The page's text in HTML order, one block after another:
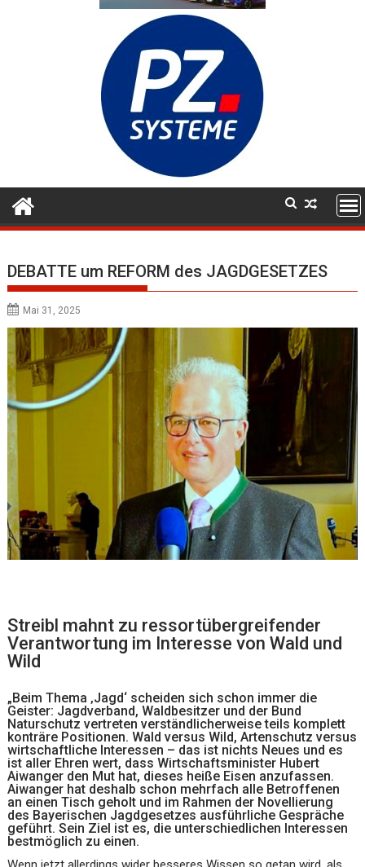
DEBATTE um REFORM des JAGDGESETZES
Mai 31, 2025
Streibl mahnt zu ressortübergreifender
Verantwortung im Interesse von Wald und
Wild
„Beim Thema ‚Jagd‘ scheiden sich schon immer die
Geister: Jagdverband, Waldbesitzer und der Bund
Naturschutz vertreten verständlicherweise teils komplett
konträre Positionen. Wald versus Wild, Artenschutz versus
wirtschaftliche Interessen – das ist nichts Neues und es
ist aller Ehren wert, dass Wirtschaftsminister Hubert
Aiwanger den Mut hat, dieses heiße Eisen anzufassen.
Aiwanger hat deshalb schon mehrfach alle Betroffenen
an einen Tisch geholt und im Rahmen der Novellierung
des Bayerischen Jagdgesetzes ausführliche Gespräche
geführt. Sein Ziel ist es, die unterschiedlichen Interessen
bestmöglich zu einen.